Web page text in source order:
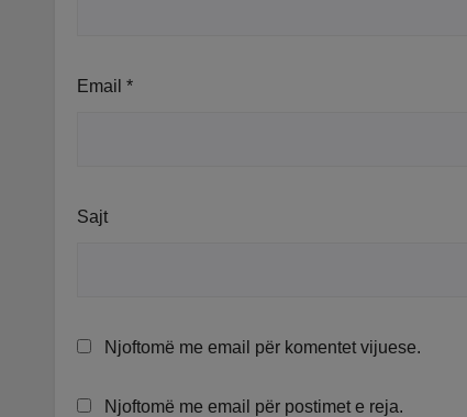
Email *
Sajt
Njoftomë me email për komentet vijuese.
Njoftomë me email për postimet e reja.